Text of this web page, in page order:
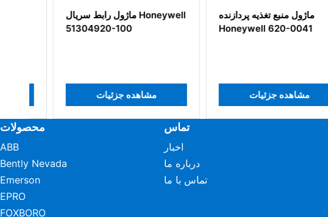
ماژول رابط سریال Honeywell
51304920-100
مشاهده جزئیات
ماژول منبع تغذیه پردازنده
Honeywell 620-0041
مشاهده جزئیات
محصولات
ABB
Bently Nevada
Emerson
EPRO
FOXBORO
تماس
اخبار
درباره ما
تماس با ما